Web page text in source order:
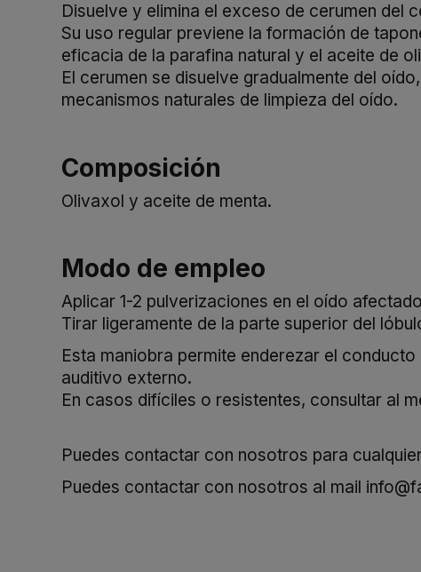
Disuelve y elimina el exceso de cerumen del
Su uso regular previene la formación de
eficacia de la parafina natural y el aceite de
El cerumen se disuelve gradualmente del
mecanismos naturales de limpieza del oído.
Composición
Olivaxol y aceite de menta.
Modo de empleo
Aplicar 1-2 pulverizaciones en el oído
Tirar ligeramente de la parte superior del
Esta maniobra permite enderezar el
auditivo externo.
En casos difíciles o resistentes, consultar al
Puedes contactar con nosotros para
Puedes contactar con nosotros al mail